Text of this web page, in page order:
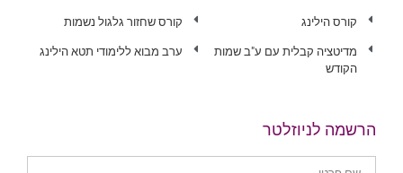
קורס הילינג
מדיטציה קבלית עם ע"ב שמות
הקודש
קורס שחזור גלגול נשמות
ערב מבוא ללימודי תטא הילינג
הרשמה לניוזלטר